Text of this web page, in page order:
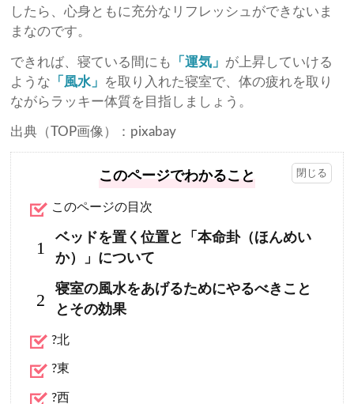
したら、心身ともに充分なリフレッシュができないま
まなのです。
できれば、寝ている間にも 「運気」 が上昇していける
ような 「風水」 を取り入れた寝室で、体の疲れを取り
ながらラッキー体質を目指しましょう。
出典（TOP画像）：pixabay
このページでわかること
このページの目次
1
ベッドを置く位置と「本命卦（ほんめい
か）」について
2
寝室の風水をあげるためにやるべきこと
とその効果
?北
?東
?西